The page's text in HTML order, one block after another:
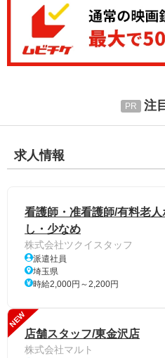
注
求人情報
看護師・准看護師/有料老
し・少なめ
株式会社ツクイスタッフ
派遣社員
埼玉県
時給2,000円～2,200円
NEW
店舗スタッフ/東金沢店
株式会社マルト